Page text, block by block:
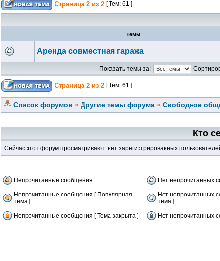
Страница 2 из 2 [ Тем: 61 ]
Темы
Аренда совместная гаража
Показать темы за:
Страница 2 из 2 [ Тем: 61 ]
Список форумов » Другие темы форума » Свободное
Кто
Сейчас этот форум просматривают: нет зарегистрированных
Непрочитанные сообщения Нет непрочитанных
Непрочитанные сообщения [ Популярная
тема ]
Нет непрочитанных
тема ]
Непрочитанные сообщения [ Тема закрыта ] Нет непрочитанных